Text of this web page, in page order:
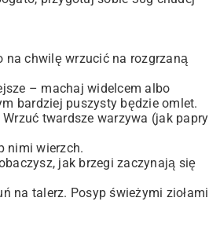
na chwilę wrzucić na rozgrzaną
– machaj widelcem albo
bardziej puszysty będzie omlet.
twardsze warzywa (jak
nimi wierzch.
jak brzegi zaczynają się
na talerz. Posyp świeżymi